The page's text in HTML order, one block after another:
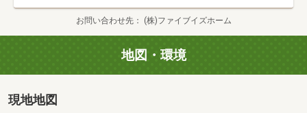
●明日以降に見学を希望される方は
お問い合わせ先 (株)ファイブイズホーム
地図・環境
現地地図